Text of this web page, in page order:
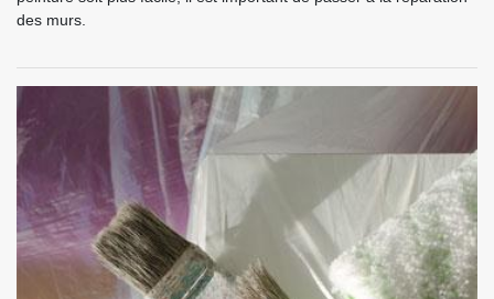
des murs.